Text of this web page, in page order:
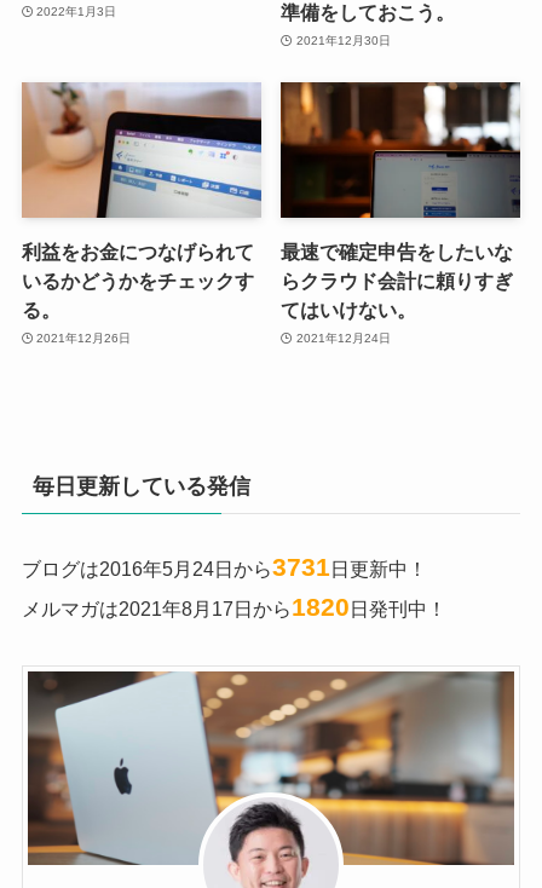
2022年1月3日
準備をしておこう。
2021年12月30日
利益をお金につなげられて
いるかどうかをチェックす
る。
2021年12月26日
最速で確定申告をしたいな
らクラウド会計に頼りすぎ
てはいけない。
2021年12月24日
毎日更新している発信
ブログは2016年5月24日から3731日更新中！
メルマガは2021年8月17日から1820日発刊中！